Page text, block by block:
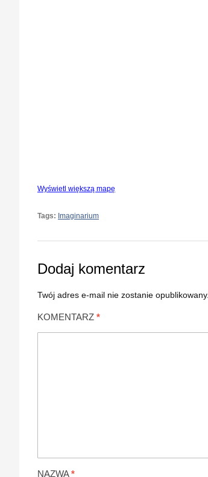
Wyświetl większą mapę
Tags: Imaginarium
Dodaj komentarz
Twój adres e-mail nie zostanie opublikowany.
KOMENTARZ *
NAZWA*